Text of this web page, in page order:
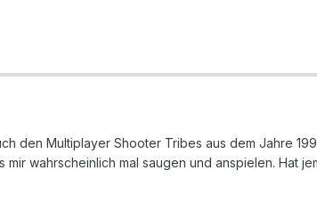
den Multiplayer Shooter Tribes aus dem Jahre
wahrscheinlich mal saugen und anspielen. Hat